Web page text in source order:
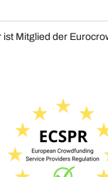
ist Mitglied der